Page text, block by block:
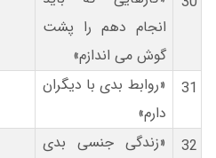
انجام دهم را پشت
گوش می اندازم»
31
«روابط بدی با دیگران
دارم»
32
«زندگی جنسی بدی